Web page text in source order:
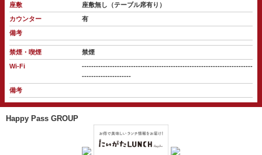
座敷
座敷無し（テーブル席有り）
カウンター
有
備考
禁煙・喫煙
禁煙
Wi-Fi
-------------------------------------------------------------------------
---------------------
備考
Happy Pass GROUP